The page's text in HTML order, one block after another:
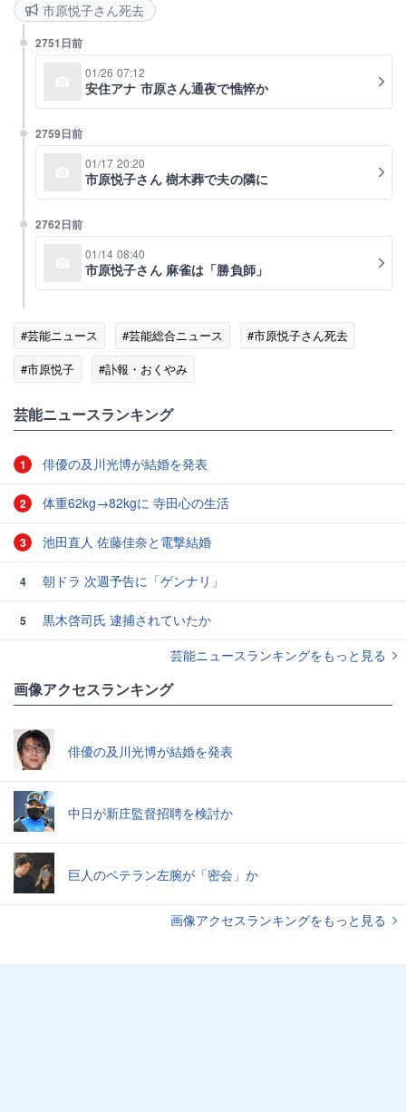
市原悦子さん死去
2751日前
01/26 07:12
安住アナ 市原さん通夜で憔悴か
2759日前
01/17 20:20
市原悦子さん 樹木葬で夫の隣に
2762日前
01/14 08:40
市原悦子さん 麻雀は「勝負師」
#芸能ニュース #芸能総合ニュース
#市原悦子さん死去
#市原悦子
#訃報・おくやみ
芸能ニュースランキング
1 俳優の及川光博が結婚を発表
2 体重62kg→82kgに 寺田心の生活
3 池田直人 佐藤佳奈と電撃結婚
4 朝ドラ 次週予告に「ゲンナリ」
5
黒木啓司氏 逮捕されていたか
芸能ニュースランキングをもっと見る
画像アクセスランキング
俳優の及川光博が結婚を発表
中日が新庄監督招聘を検討か
巨人のベテラン左腕が「密会」か
画像アクセスランキングをもっと見る